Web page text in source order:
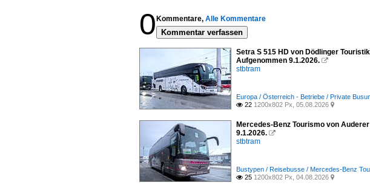
0 Kommentare, Alle Kommentare
Kommentar verfassen
Setra S 515 HD von Dödlinger
Aufgenommen 9.1.2026. 
stbtram
Europa / Österreich - Betriebe / Private
 22 1200x802 Px, 05.08.2026 
Mercedes-Benz Tourismo von
9.1.2026. 
stbtram
Bustypen / Reisebusse / Mercedes-Benz
 25 1200x802 Px, 04.08.2026 